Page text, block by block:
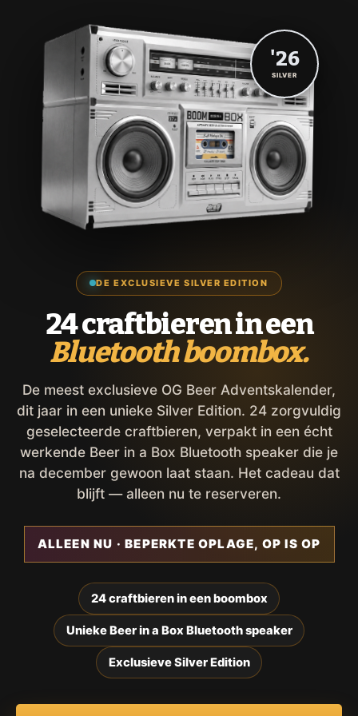
DE EXCLUSIEVE SILVER EDITION
24 craftbieren in een
Bluetooth boombox.
De meest exclusieve OG Beer Adventskalender,
dit jaar in een unieke Silver Edition. 24 zorgvuldig
geselecteerde craftbieren, verpakt in een écht
werkende Beer in a Box Bluetooth speaker die je
na december gewoon laat staan. Het cadeau dat
blijft — alleen nu te reserveren.
ALLEEN NU · BEPERKTE OPLAGE, OP IS OP
24 craftbieren in een boombox
Unieke Beer in a Box Bluetooth speaker
Exclusieve Silver Edition
'26
SILVER